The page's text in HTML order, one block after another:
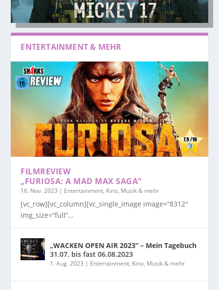
ENTERTAINMENT & MEHR
FILMREVIEW
„FURIOSA: A MAD MAX SAGA“
16. Nov. 2023 | Entertainment, Kino, Musik & mehr
[vc_row][vc_column][vc_single_image image=“8312″
img_size=“full“...
„WACKEN OPEN AIR 2023“ – Mein Tagebuch
31.07. bis fast 06.08.2023
1. Aug. 2023 | Entertainment, Kino, Musik & mehr